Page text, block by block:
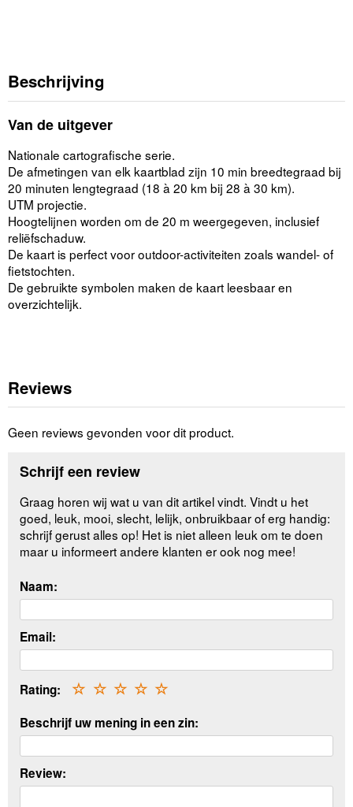
Beschrijving
Van de uitgever
Nationale cartografische serie.
De afmetingen van elk kaartblad zijn 10 min breedtegraad bij
20 minuten lengtegraad (18 à 20 km bij 28 à 30 km).
UTM projectie.
Hoogtelijnen worden om de 20 m weergegeven, inclusief
reliëfschaduw.
De kaart is perfect voor outdoor-activiteiten zoals wandel- of
fietstochten.
De gebruikte symbolen maken de kaart leesbaar en
overzichtelijk.
Reviews
Geen reviews gevonden voor dit product.
Schrijf een review
Graag horen wij wat u van dit artikel vindt. Vindt u het
goed, leuk, mooi, slecht, lelijk, onbruikbaar of erg handig:
schrijf gerust alles op! Het is niet alleen leuk om te doen
maar u informeert andere klanten er ook nog mee!
Naam:
Email:
Rating: ☆
☆
☆
☆
☆
Beschrijf uw mening in een zin:
Review: